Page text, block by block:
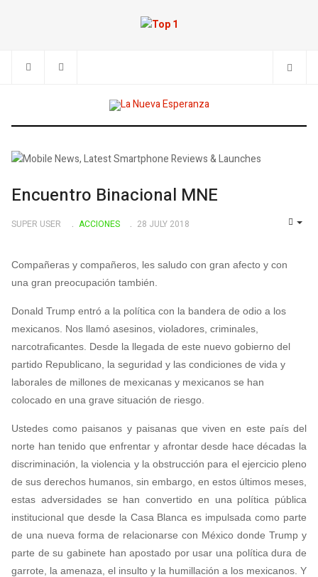
Encuentro Binacional MNE
SUPER USER ACCIONES 28 JULY 2018
Compañeras y compañeros, les saludo con gran afecto y con
una gran preocupación también.
Donald Trump entró a la política con la bandera de odio a los
mexicanos. Nos llamó asesinos, violadores, criminales,
narcotraficantes. Desde la llegada de este nuevo gobierno del
partido Republicano, la seguridad y las condiciones de vida y
laborales de millones de mexicanas y mexicanos se han
colocado en una grave situación de riesgo.
Ustedes como paisanos y paisanas que viven en este país del
norte han tenido que enfrentar y afrontar desde hace décadas la
discriminación, la violencia y la obstrucción para el ejercicio pleno
de sus derechos humanos, sin embargo, en estos últimos meses,
estas adversidades se han convertido en una política pública
institucional que desde la Casa Blanca es impulsada como parte
de una nueva forma de relacionarse con México donde Trump y
parte de su gabinete han apostado por usar una política dura de
garrote, la amenaza, el insulto y la humillación a los mexicanos. Y